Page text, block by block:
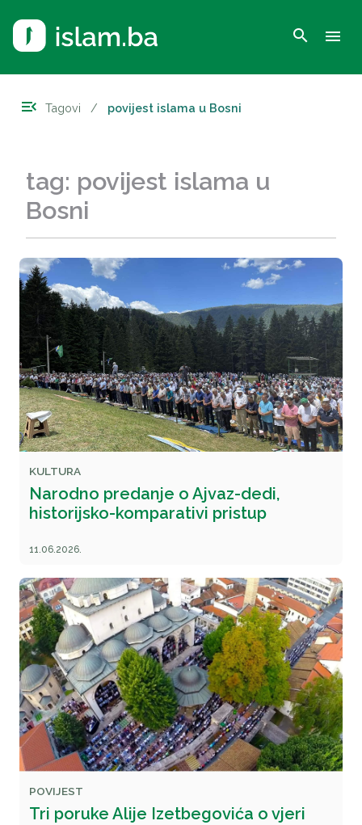
search menu
menu_open Tagovi / povijest islama u Bosni
tag: povijest islama u
Bosni
KULTURA
Narodno predanje o Ajvaz-dedi,
historijsko-komparativi pristup
11.06.2026.
POVIJEST
Tri poruke Alije Izetbegovića o vjeri